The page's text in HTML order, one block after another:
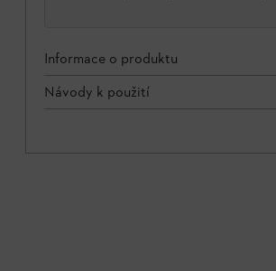
Informace o produktu
Návody k použití